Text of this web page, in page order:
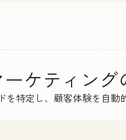
ケティン
を特定し、顧客体験を自動